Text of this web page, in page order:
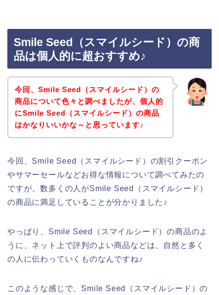
Smile Seed（スマイルシード）の商
品は個人的に超おすすめ♪
今回、Smile Seed（スマイルシード）の
商品について色々と調べましたが、個人的
にSmile Seed（スマイルシード）の商品
はかなりいいかな～と思っています♪
今回、Smile Seed（スマイルシード）の割引クーポン
やサマーセールなどお得な情報について調べてみたの
ですが、数多くの人がSmile Seed（スマイルシード）
の商品に満足していることが分かりました♪
やっぱり、Smile Seed（スマイルシード）の商品のよ
うに、ネット上で評判のよい商品などは、自然と多く
の人に伝わっていくものなんですね♪
このような感じで、Smile Seed（スマイルシード）の